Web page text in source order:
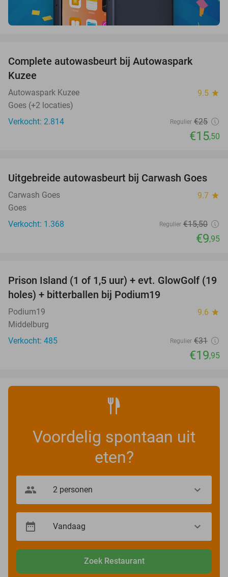
Complete autowasbeurt bij Autowaspark
Kuzee
Autowaspark Kuzee 9.5 star
Goes (+2 locaties)
Verkocht: 2.814
Regulier €25
€15,50
36%
Uitgebreide autowasbeurt bij Carwash Goes
Carwash Goes 9.7 star
Goes
Verkocht: 1.368
Regulier €15,50
€9,95
36%
Prison Island (1 of 1,5 uur) + evt. GlowGolf (19
holes) + bitterballen bij Podium19
Podium19 9.6 star
Middelburg
Verkocht: 485
Regulier €31
€19,95
Voordelig spontaan uit
eten?
Zoek Restaurant